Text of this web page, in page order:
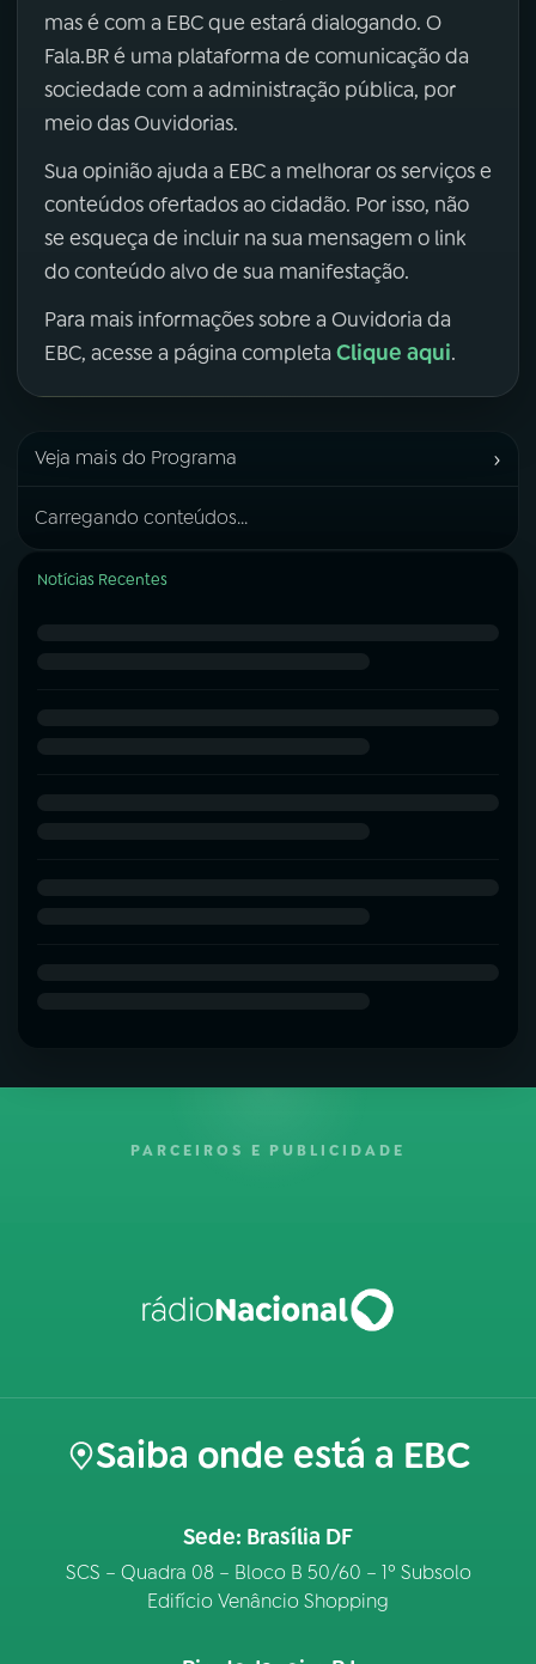
mas é com a EBC que estará dialogando. O
Fala.BR é uma plataforma de comunicação da
sociedade com a administração pública, por
meio das Ouvidorias.
Sua opinião ajuda a EBC a melhorar os serviços e
conteúdos ofertados ao cidadão. Por isso, não
se esqueça de incluir na sua mensagem o link
do conteúdo alvo de sua manifestação.
Para mais informações sobre a Ouvidoria da
EBC, acesse a página completa Clique aqui.
Veja mais do Programa ›
Carregando conteúdos...
Notícias Recentes
PARCEIROS E PUBLICIDADE
Saiba onde está a EBC
Sede: Brasília DF
SCS – Quadra 08 – Bloco B 50/60 – 1º Subsolo
Edifício Venâncio Shopping